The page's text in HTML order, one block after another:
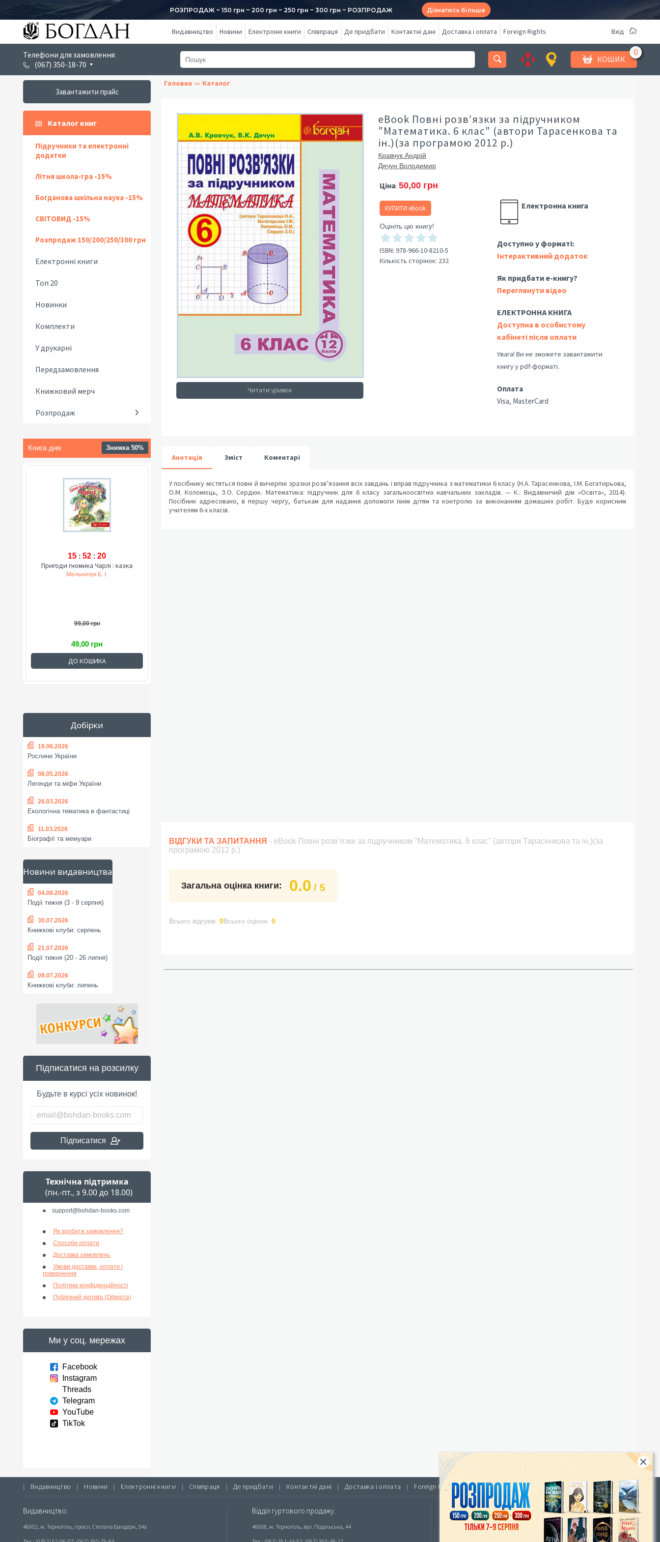
РОЗПРОДАЖ ~ 150 грн ~ 200 грн ~ 250 грн ~ 300 грн ~ РОЗПРОДАЖ Дізнатись більше
Видавництво Новини Електронні книги Співпраця Де придбати Контактні дані Доставка і оплата Foreign Rights Вхід
Телефони для замовлення:
(067) 350-18-70
КОШИК
Завантажити прайс
Каталог книг
Підручники та електронні
додатки
Літня школа-гра -15%
Богданова шкільна наука -15%
СВІТОВИД -15%
Розпродаж 150/200/250/300 грн
Електронні книги
Топ 20
Новинки
Комплекти
У друкарні
Передзамовлення
Книжковий мерч
Розпродаж
Книга дня Знижка 50%
15 : 52 : 19
Пригоди гномика Чарлі : казка
Мельничук Б. І.
99,00 грн
49,00 грн
ДО КОШИКА
Добірки
19.06.2026
Рослини України
08.05.2026
Легенди та міфи України
26.03.2026
Екологічна тематика в фантастиці
11.03.2026
Біографії та мемуари
Новини видавництва
04.08.2026
Події тижня (3 - 9 серпня)
30.07.2026
Книжкові клуби: серпень
21.07.2026
Події тижня (20 - 26 липня)
09.07.2026
Книжкові клуби: липень
Підписатися на розсилку
Будьте в курсі усіх новинок!
Підписатися
Технічна підтримка
(пн.-пт., з 9.00 до 18.00)
support@bohdan-books.com
Як зробити замовлення?
Способи оплати
Доставка замовлень
Умови доставки, оплати і
повернення
Політика конфіденційності
Публічний договір (Оферта)
Ми у соц. мережах
Facebook
Instagram
Threads
Telegram
YouTube
TikTok
Головна Каталог
Читати уривок
eBook Повні розв’язки за підручником
"Математика. 6 клас" (автори Тарасенкова та
ін.)(за програмою 2012 р.)
Кравчук Андрій
Дячун Володимир
Ціна: 50,00 грн
КУПИТИ eBook
Оцініть цю книгу!
ISBN: 978-966-10-8210-5
Кількість сторінок: 232
Електронна книга
Доступно у форматі:
Інтерактивний додаток
Як придбати е-книгу?
Переглянути відео
ЕЛЕКТРОННА КНИГА
Доступна в особистому
кабінеті після оплати
Увага! Ви не зможете завантажити
книгу у pdf-форматі.
Оплата
Visa, MasterCard
Анотація Зміст Коментарі
У посібнику містяться повні й вичерпні зразки розв’язання всіх завдань і вправ підручника з математики 6 класу (Н.А. Тарасенкова, І.М. Богатирьова,
О.М. Коломієць, З.О. Сердюк. Математика: підручник для 6 класу загальноосвітніх навчальних закладів. — К.: Видавничий дім «Освіта», 2014).
Посібник адресовано, в першу чергу, батькам для надання допомоги їхнім дітям та контролю за виконанням домашніх робіт. Буде корисним
учителям 6-х класів.
ВІДГУКИ ТА ЗАПИТАННЯ - eBook Повні розв’язки за підручником "Математика. 6 клас" (автори Тарасенкова та ін.)(за
програмою 2012 р.)
Загальна оцінка книги: 0.0 / 5
Всього відгуків: 0Всього оцінок: 0
| Видавництво | Новини | Електронні книги | Співпраця | Де придбати | Контактні дані | Доставка і оплата | Foreign Rights |
Видавництво:
46002, м. Тернопіль, просп. Степана Бандери, 34а
Відділ гуртового продажу:
46008, м. Тернопіль, вул. Подільська, 44
Інтернет-магазин «Видавництво Богдан»:
46018, м. Тернопіль, А/С 529